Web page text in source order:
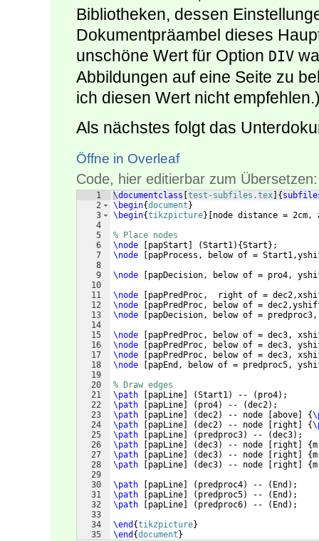
Bibliotheken, dessen
Dokumentpräambel dieses
unschöne Wert für Option DIV
Abbildungen auf eine Seite zu
ich diesen Wert nicht
Als nächstes folgt das
Öffne in Overleaf
Code, hier editierbar zum Übersetzen:
1
2
3
4
5
6
7
8
9
10
11
12
13
14
15
16
17
18
19
20
21
22
23
24
25
26
27
28
29
30
31
32
33
34
35
\documentclass test-subfiles.tex {
\begin{document }
\begin{tikzpicture}
node distance = 2cm,
% Place nodes
\node
papStart (Start1) {Start } ;
\node
papProcess, below of =
\node
papDecision, below of = pro4,
\node
papPredProc,  right of =
\node
papPredProc, below of =
\node
papDecision, below of =
\node
papPredProc, below of = dec3,
\node
papPredProc, below of = dec3,
\node
papPredProc, below of = dec3,
\node
papEnd, below of = predproc5,
% Draw edges
\path
papLine (Start1) -- ( pro4) ;
\path
papLine ( pro4) -- (dec2) ;
\path
papLine (dec2) -- node above {
\path
papLine (dec2) -- node right {
\path
papLine ( predproc3) -- (dec3) ;
\path
papLine (dec3) -- node right {
\path
papLine (dec3) -- node right {
\path
papLine (dec3) -- node right {
\path
papLine ( predproc4) -- ( End ) ;
\path
papLine ( predproc5) -- ( End ) ;
\path
papLine ( predproc6) -- ( End ) ;
\end {tikzpicture}
\end {document }